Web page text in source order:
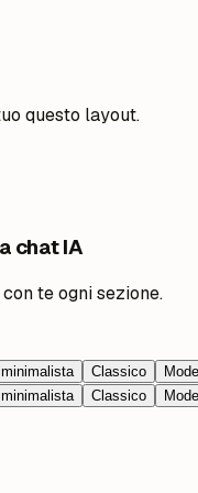
questo layout.
chat IA
te ogni sezione.
Classico
Classico